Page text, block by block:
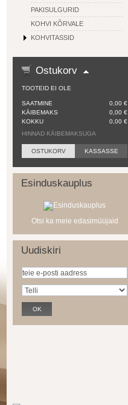
PAKISULGURID
KOHVI KÕRVALE
KOHVITASSID
Ostukorv
TOOTEID EI OLE
SAATMINE
0,00 €
KÄIBEMAKS
0,00 €
KOKKU
0,00 €
HINNAD KÄIBEMAKSUGA
OSTUKORV KASSASSE
Esinduskauplus
Otsi ka meie edasimüüjaid
Uudiskiri